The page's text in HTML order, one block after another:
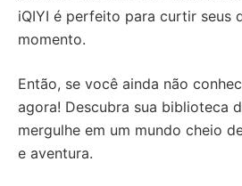
iQIYI é perfeito para curtir seus
momento.
Então, se você ainda não
agora! Descubra sua biblioteca
mergulhe em um mundo cheio
e aventura.